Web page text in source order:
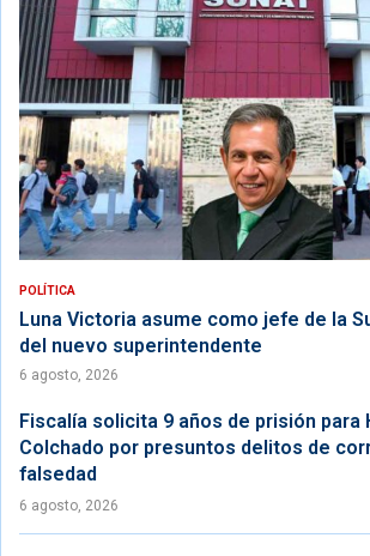
POLÍTICA
Luna Victoria asume como jefe de la
del nuevo superintendente
6 agosto, 2026
Fiscalía solicita 9 años de prisión para
Colchado por presuntos delitos de
falsedad
6 agosto, 2026